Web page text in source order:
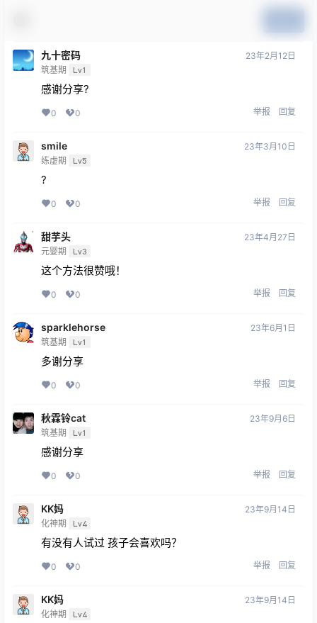
九十密码
筑基期 Lv1
23年2月12日
感谢分享?
0 0 举报 回复
smile
练虚期 Lv5
23年3月10日
?
0 0 举报 回复
甜芋头
元婴期 Lv3
23年4月27日
这个方法很赞哦！
0 0 举报 回复
sparklehorse
筑基期 Lv1
23年6月1日
多谢分享
0 0 举报 回复
秋霖铃cat
筑基期 Lv1
23年9月6日
感谢分享
0 0 举报 回复
KK妈
化神期 Lv4
23年9月14日
有没有人试过 孩子会喜欢吗？
0 0 举报 回复
KK妈
化神期 Lv4
23年9月14日